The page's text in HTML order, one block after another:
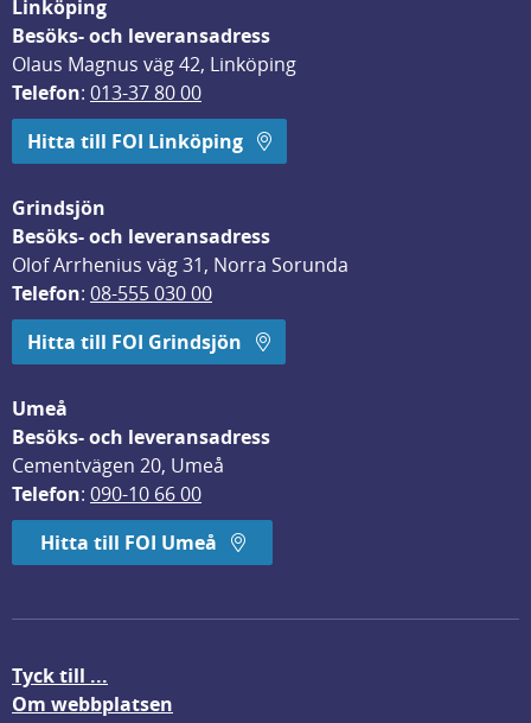
Linköping
Besöks- och leveransadress
Olaus Magnus väg 42, Linköping
Telefon: 013-37 80 00
Hitta till FOI Linköping
Grindsjön
Besöks- och leveransadress
Olof Arrhenius väg 31, Norra Sorunda
Telefon: 08-555 030 00
Hitta till FOI Grindsjön
Umeå
Besöks- och leveransadress
Cementvägen 20, Umeå
Telefon: 090-10 66 00
Hitta till FOI Umeå
Tyck till ...
Om webbplatsen